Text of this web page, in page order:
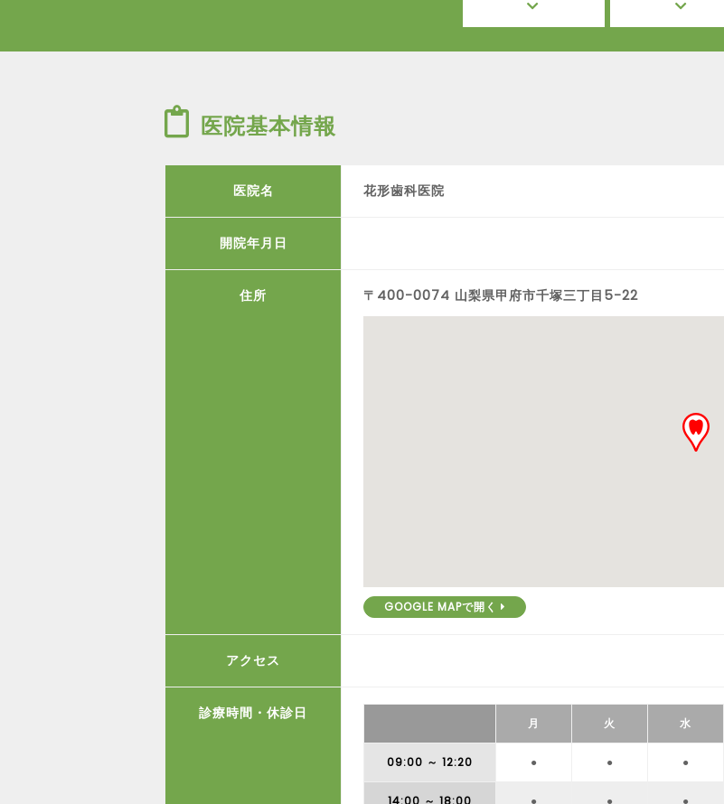
医院基本情報
医院名 花形歯科医院
開院年月日
住所 〒400-0074 山梨県甲府市千塚三丁目5-22
GOOGLE MAPで開く
アクセス
診療時間・休診日
月 火 水
09:00 ～ 12:20 ● ● ●
14:00 ～ 18:00 ● ● ●